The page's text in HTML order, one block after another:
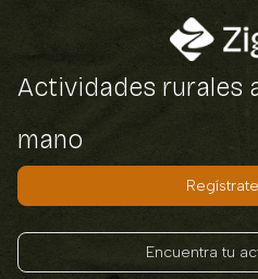
Actividades rurales
mano
Encuentra tu